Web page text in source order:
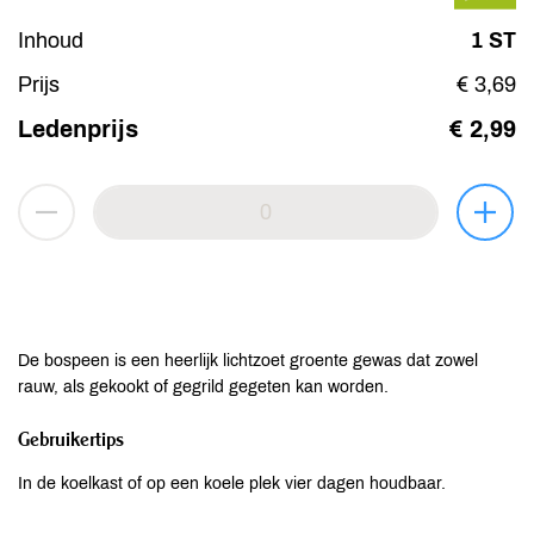
Inhoud
1 ST
Prijs
€ 3,69
Ledenprijs € 2,99
De bospeen is een heerlijk lichtzoet groente gewas dat zowel
rauw, als gekookt of gegrild gegeten kan worden.
Gebruikertips
In de koelkast of op een koele plek vier dagen houdbaar.